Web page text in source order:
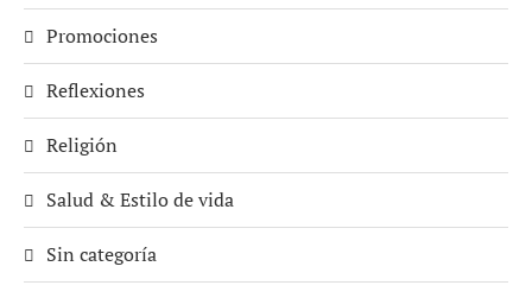
Promociones
Reflexiones
Religión
Salud & Estilo de vida
Sin categoría